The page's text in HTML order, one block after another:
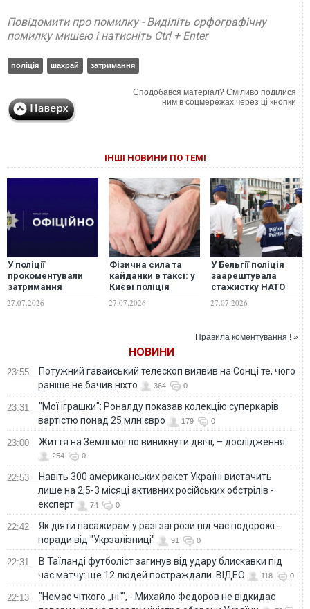
Повідомити про помилку - Виділіть орфографічну
помилку мишею і натисніть Ctrl + Enter
поліція шахрай затримання
Сподобався матеріал? Сміливо поділися
ним в соцмережах через ці кнопки
ІНШІ НОВИНИ ПО ТЕМІ
У поліції
прокоментували
затримання
журналіста
Hromadske
27.07.2026
Фізична сила та
кайданки в таксі: у
Києві поліція
затримала
журналіста, який
серед
правоохоронців
27.07.2026
У Бельгії поліція
заарештувала
стажистку НАТО
через підозру у
шпигунстві
27.07.2026
Правила коментування ! »
НОВИНИ
23:55
Потужний гавайський телескоп виявив на Сонці те, чого
раніше не бачив ніхто
364 0
23:31
"Мої іграшки": Роналду показав колекцію суперкарів
вартістю понад 25 млн євро
179 0
23:00 Життя на Землі могло виникнути двічі, – дослідження
254 0
22:53
Навіть 300 американських ракет Україні вистачить
лише на 2,5-3 місяці активних російських обстрілів -
експерт
74 0
22:42
Як діяти пасажирам у разі загрози під час подорожі -
поради від "Укрзалізниці"
91 0
22:31
В Таїланді футболіст загинув від удару блискавки під
час матчу: ще 12 людей постраждали. ВІДЕО
118 0
22:13
"Немає чіткого „ні“", - Михайло Федоров не відкидає